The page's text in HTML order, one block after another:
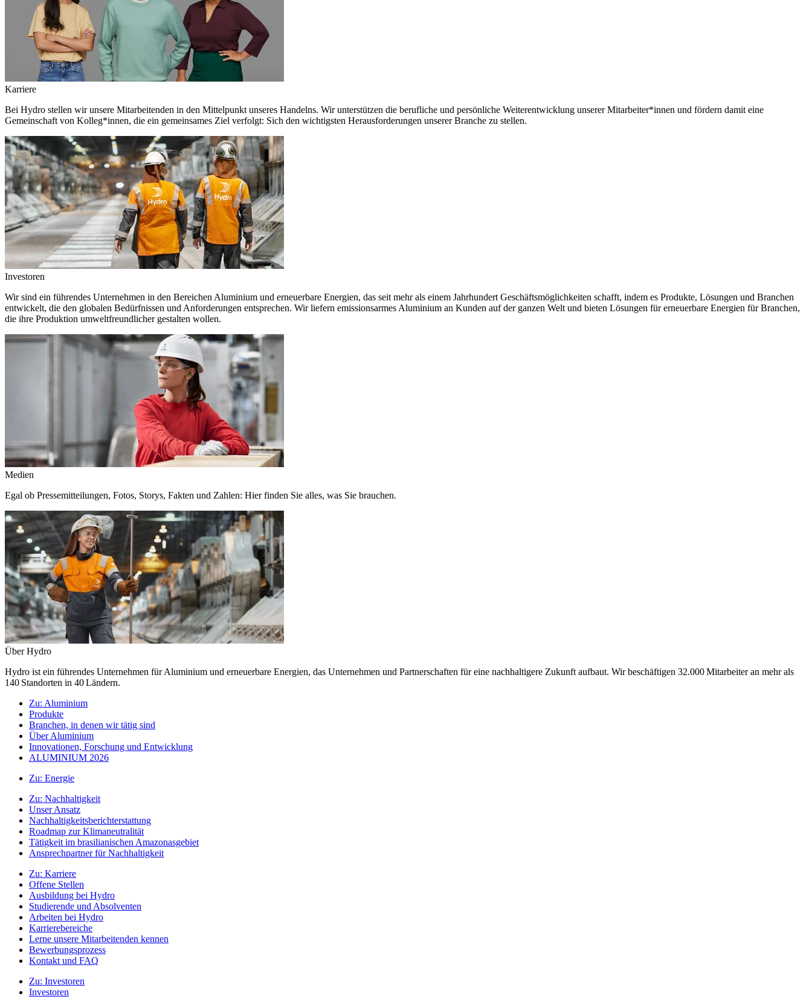
Karriere
Bei Hydro stellen wir unsere Mitarbeitenden in den Mittelpunkt unseres Handelns. Wir unterstützen die berufliche und persönliche Weiterentwicklung unserer Mitarbeiter*innen und fördern damit eine
Gemeinschaft von Kolleg*innen, die ein gemeinsames Ziel verfolgt: Sich den wichtigsten Herausforderungen unserer Branche zu stellen.
Investoren
Wir sind ein führendes Unternehmen in den Bereichen Aluminium und erneuerbare Energien, das seit mehr als einem Jahrhundert Geschäftsmöglichkeiten schafft, indem es Produkte, Lösungen und Branchen
entwickelt, die den globalen Bedürfnissen und Anforderungen entsprechen. Wir liefern emissionsarmes Aluminium an Kunden auf der ganzen Welt und bieten Lösungen für erneuerbare Energien für Branchen,
die ihre Produktion umweltfreundlicher gestalten wollen.
Medien
Egal ob Pressemitteilungen, Fotos, Storys, Fakten und Zahlen: Hier finden Sie alles, was Sie brauchen.
Über Hydro
Hydro ist ein führendes Unternehmen für Aluminium und erneuerbare Energien, das Unternehmen und Partnerschaften für eine nachhaltigere Zukunft aufbaut. Wir beschäftigen 32.000 Mitarbeiter an mehr als
140 Standorten in 40 Ländern.
Zu: Aluminium
Produkte
Branchen, in denen wir tätig sind
Über Aluminium
Innovationen, Forschung und Entwicklung
ALUMINIUM 2026
Zu: Energie
Zu: Nachhaltigkeit
Unser Ansatz
Nachhaltigkeitsberichterstattung
Roadmap zur Klimaneutralität
Tätigkeit im brasilianischen Amazonasgebiet
Ansprechpartner für Nachhaltigkeit
Zu: Karriere
Offene Stellen
Ausbildung bei Hydro
Studierende und Absolventen
Arbeiten bei Hydro
Karrierebereiche
Lerne unsere Mitarbeitenden kennen
Bewerbungsprozess
Kontakt und FAQ
Zu: Investoren
Investoren